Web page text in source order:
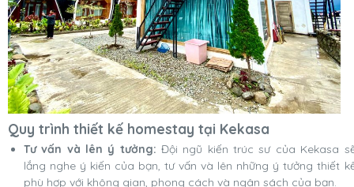
Quy trình thiết kế homestay tại Kekasa
Tư vấn và lên ý tưởng:Đội ngũ kiến trúc sư của Kekasa
lắng nghe ý kiến của bạn, tư vấn và lên những ý tưởng thiết
phù hợp với không gian, phong cách và ngân sách của bạn.